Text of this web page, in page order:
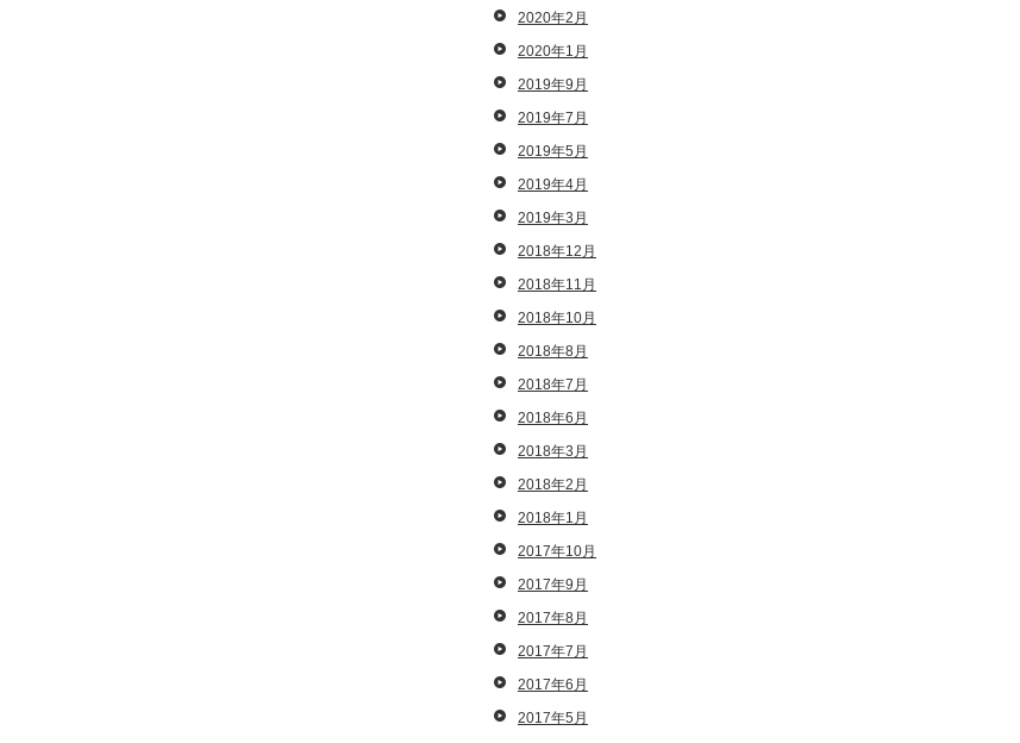
2020年2月
2020年1月
2019年9月
2019年7月
2019年5月
2019年4月
2019年3月
2018年12月
2018年11月
2018年10月
2018年8月
2018年7月
2018年6月
2018年3月
2018年2月
2018年1月
2017年10月
2017年9月
2017年8月
2017年7月
2017年6月
2017年5月